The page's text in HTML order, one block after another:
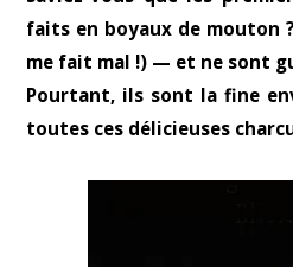
faits en boyaux de mouton
me fait mal !) — et ne sont
Pourtant, ils sont la fine
toutes ces délicieuses